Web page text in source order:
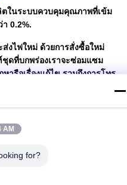
ตในระบบควบคุมคุณภาพที่เข้ม
0.2%.
ส่งไฟใหม่ ด้วยการสั่งซื้อใหม่
ที่บกพร่องเราจะซ่อมแซม
ารือเรื่องแก้ไข รวมถึงการโทร
องขับเคลื่อนไฟฟ้าวาล์วเป็น
นาเทคนิคมืออาชีพบริษัทมีศูนย์
AM
for?